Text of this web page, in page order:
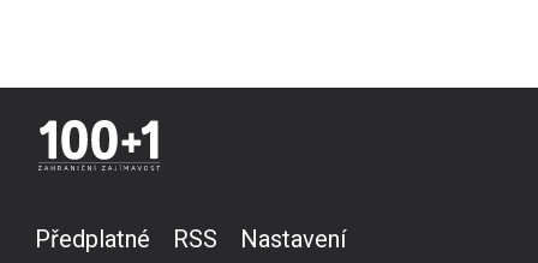
Předplatné RSS
Nastavení